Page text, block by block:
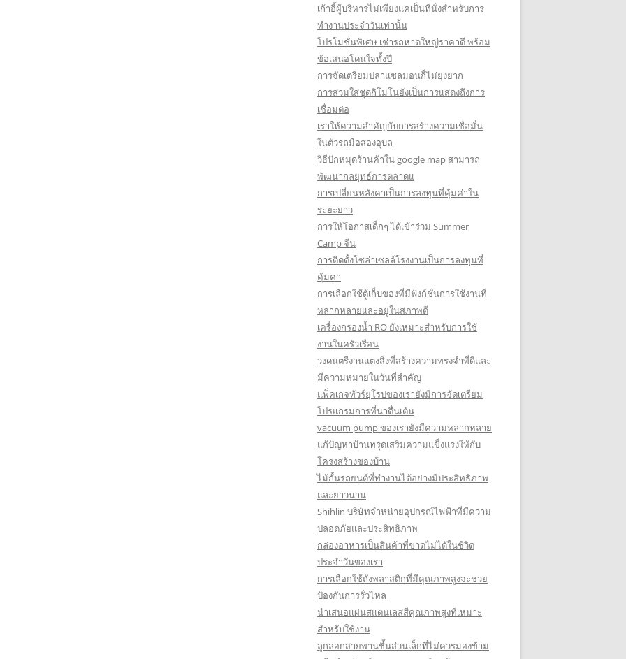
เก้าอี้ผู้บริหารไม่เพียงแค่เป็นที่นั่งสำหรับการ
ทำงานประจำวันเท่านั้น
โปรโมชั่นพิเศษ เช่ารถหาดใหญ่ราคาดี พร้อม
ข้อเสนอโดนใจทั้งปี
การจัดเตรียมปลาแซลมอนก็ไม่ยุ่งยาก
การสวมใส่ชุดกิโมโนยังเป็นการแสดงถึงการ
เชื่อมต่อ
เราให้ความสำคัญกับการสร้างความเชื่อมั่น
ในตัวรถมือสองอุบล
วิธีปักหมุดร้านค้าใน google map สามารถ
พัฒนากลยุทธ์การตลาดแ
การเปลี่ยนหลังคาเป็นการลงทุนที่คุ้มค่าใน
ระยะยาว
การให้โอกาสเด็กๆ ได้เข้าร่วม Summer
Camp จีน
การติดตั้งโซล่าเซลล์โรงงานเป็นการลงทุนที่
คุ้มค่า
การเลือกใช้ตู้เก็บของที่มีฟังก์ชั่นการใช้งานที่
หลากหลายและอยู่ในสภาพดี
เครื่องกรองน้ำ RO ยังเหมาะสำหรับการใช้
งานในครัวเรือน
วงดนตรีงานแต่งสิ่งที่สร้างความทรงจำที่ดีและ
มีความหมายในวันที่สำคัญ
แพ็คเกจทัวร์ยุโรปของเรายังมีการจัดเตรียม
โปรแกรมการที่น่าตื่นเต้น
vacuum pump ของเรายังมีความหลากหลาย
แก้ปัญหาบ้านทรุดเสริมความแข็งแรงให้กับ
โครงสร้างของบ้าน
ไม้กั้นรถยนต์ที่ทำงานได้อย่างมีประสิทธิภาพ
และยาวนาน
Shihlin บริษัทจำหน่ายอุปกรณ์ไฟฟ้าที่มีความ
ปลอดภัยและประสิทธิภาพ
กล่องอาหารเป็นสินค้าที่ขาดไม่ได้ในชีวิต
ประจำวันของเรา
การเลือกใช้ถังพลาสติกที่มีคุณภาพสูงจะช่วย
ป้องกันการรั่วไหล
นำเสนอแผ่นสแตนเลสสีคุณภาพสูงที่เหมาะ
สำหรับใช้งาน
ลูกลอกสายพานชิ้นส่วนเล็กที่ไม่ควรมองข้าม